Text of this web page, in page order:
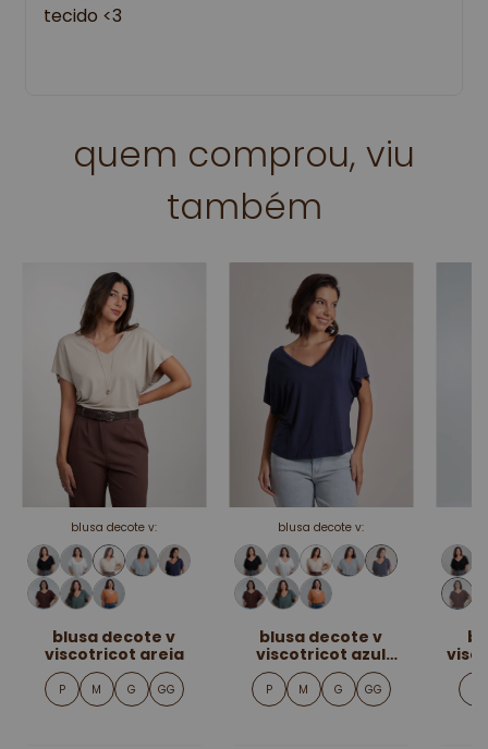
tecido <3
quem comprou, viu
também
blusa decote v:
blusa decote v
viscotricot areia
P M G GG
blusa decote v:
blusa decote v
viscotricot azul
marinho
P M G GG